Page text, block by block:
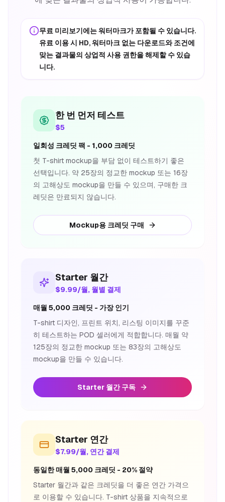
무료 미리보기에는 워터마크가 포함될 수 있습니다.
유료 이용 시 HD, 워터마크 없는 다운로드와 조건에
맞는 결과물의 상업적 사용 권한을 해제할 수 있습
니다.
한 번 먼저 테스트
$5
일회성 크레딧 팩 - 1,000 크레딧
첫 T-shirt mockup을 부담 없이 테스트하기 좋은
선택입니다. 약 25장의 정교한 mockup 또는 16장
의 고해상도 mockup을 만들 수 있으며, 구매한 크
레딧은 만료되지 않습니다.
Mockup용 크레딧 구매
Starter 월간
$9.99/월, 월별 결제
매월 5,000 크레딧 - 가장 인기
T-shirt 디자인, 프린트 위치, 리스팅 이미지를 꾸준
히 테스트하는 POD 셀러에게 적합합니다. 매월 약
125장의 정교한 mockup 또는 83장의 고해상도
mockup을 만들 수 있습니다.
Starter 월간 구독
Starter 연간
$7.99/월, 연간 결제
동일한 매월 5,000 크레딧 - 20% 절약
Starter 월간과 같은 크레딧을 더 좋은 연간 가격으
로 이용할 수 있습니다. T-shirt 상품을 지속적으로